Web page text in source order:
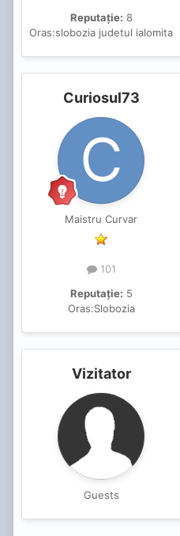
Reputație: 8
Oras:slobozia judetul ialomita
Curiosul73
Maistru Curvar
101
Reputație: 5
Oras:Slobozia
Vizitator
Guests